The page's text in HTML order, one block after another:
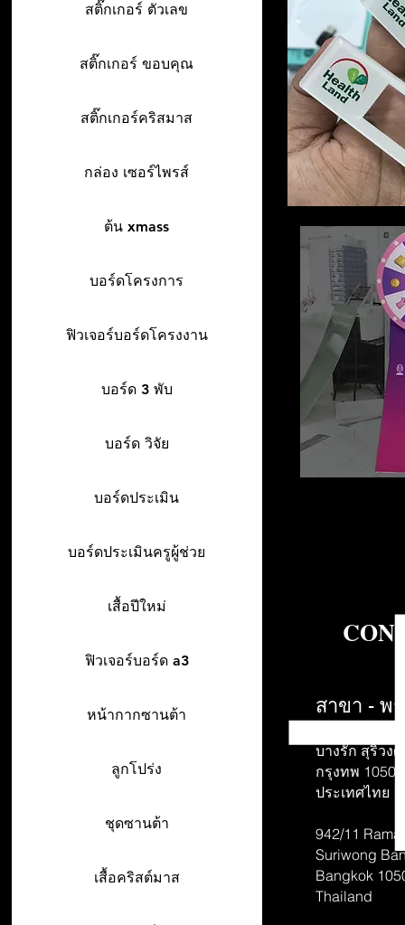
สติ๊กเกอร์ ตัวเลข
สติ๊กเกอร์ ขอบคุณ
สติ๊กเกอร์คริสมาส
กล่อง เซอร์ไพรส์
ต้น xmass
บอร์ดโครงการ
ฟิวเจอร์บอร์ดโครงงาน
บอร์ด 3 พับ
บอร์ด วิจัย
บอร์ดประเมิน
บอร์ดประเมินครูผู้ช่วย
เสื้อปีใหม่
ฟิวเจอร์บอร์ด a3
หน้ากากซานต้า
ลูกโปร่ง
ชุดซานต้า
เสื้อคริสต์มาส
สาขา - พ
บางรัก สุริวงศ์
กรุงทพ 10500
ประเทศไทย
942/11 Rama
Suriwong
Bangkok
Thailand